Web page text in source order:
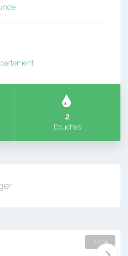
2
Douches
2 / 16